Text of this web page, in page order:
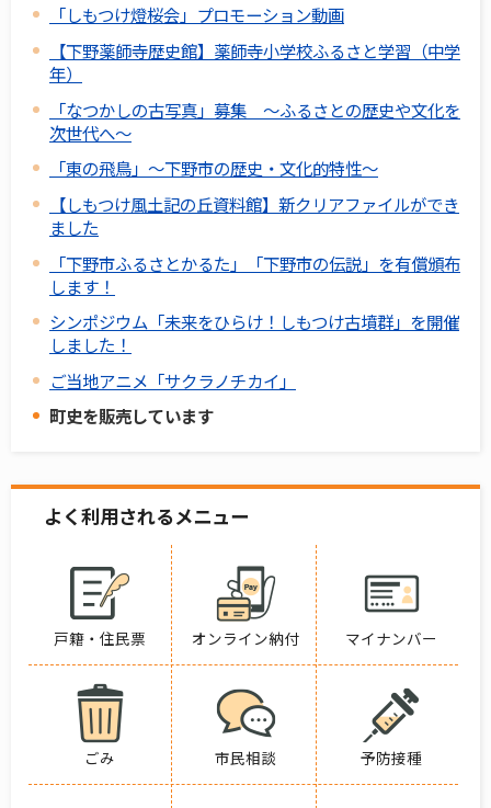
「しもつけ燈桜会」プロモーション動画
【下野薬師寺歴史館】薬師寺小学校ふるさと学習（中学
年）
「なつかしの古写真」募集 ～ふるさとの歴史や文化を
次世代へ～
「東の飛鳥」～下野市の歴史・文化的特性～
【しもつけ風土記の丘資料館】新クリアファイルができ
ました
「下野市ふるさとかるた」「下野市の伝説」を有償頒布
します！
シンポジウム「未来をひらけ！しもつけ古墳群」を開催
しました！
ご当地アニメ「サクラノチカイ」
町史を販売しています
よく利用されるメニュー
戸籍・住民票 オンライン納付 マイナンバー
ごみ 市民相談 予防接種